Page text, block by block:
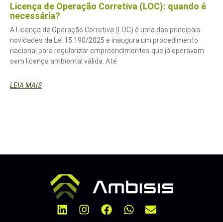
Licença de Operação Corretiva (LOC): quando é
necessária?
A Licença de Operação Corretiva (LOC) é uma das principais
novidades da Lei 15.190/2025 e inaugura um procedimento
nacional para regularizar empreendimentos que já operavam
sem licença ambiental válida. Até
LEIA MAIS